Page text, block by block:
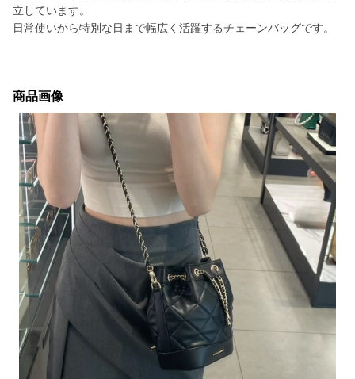
立しています。
日常使いから特別な日まで幅広く活躍するチェーンバッグです。
商品画像